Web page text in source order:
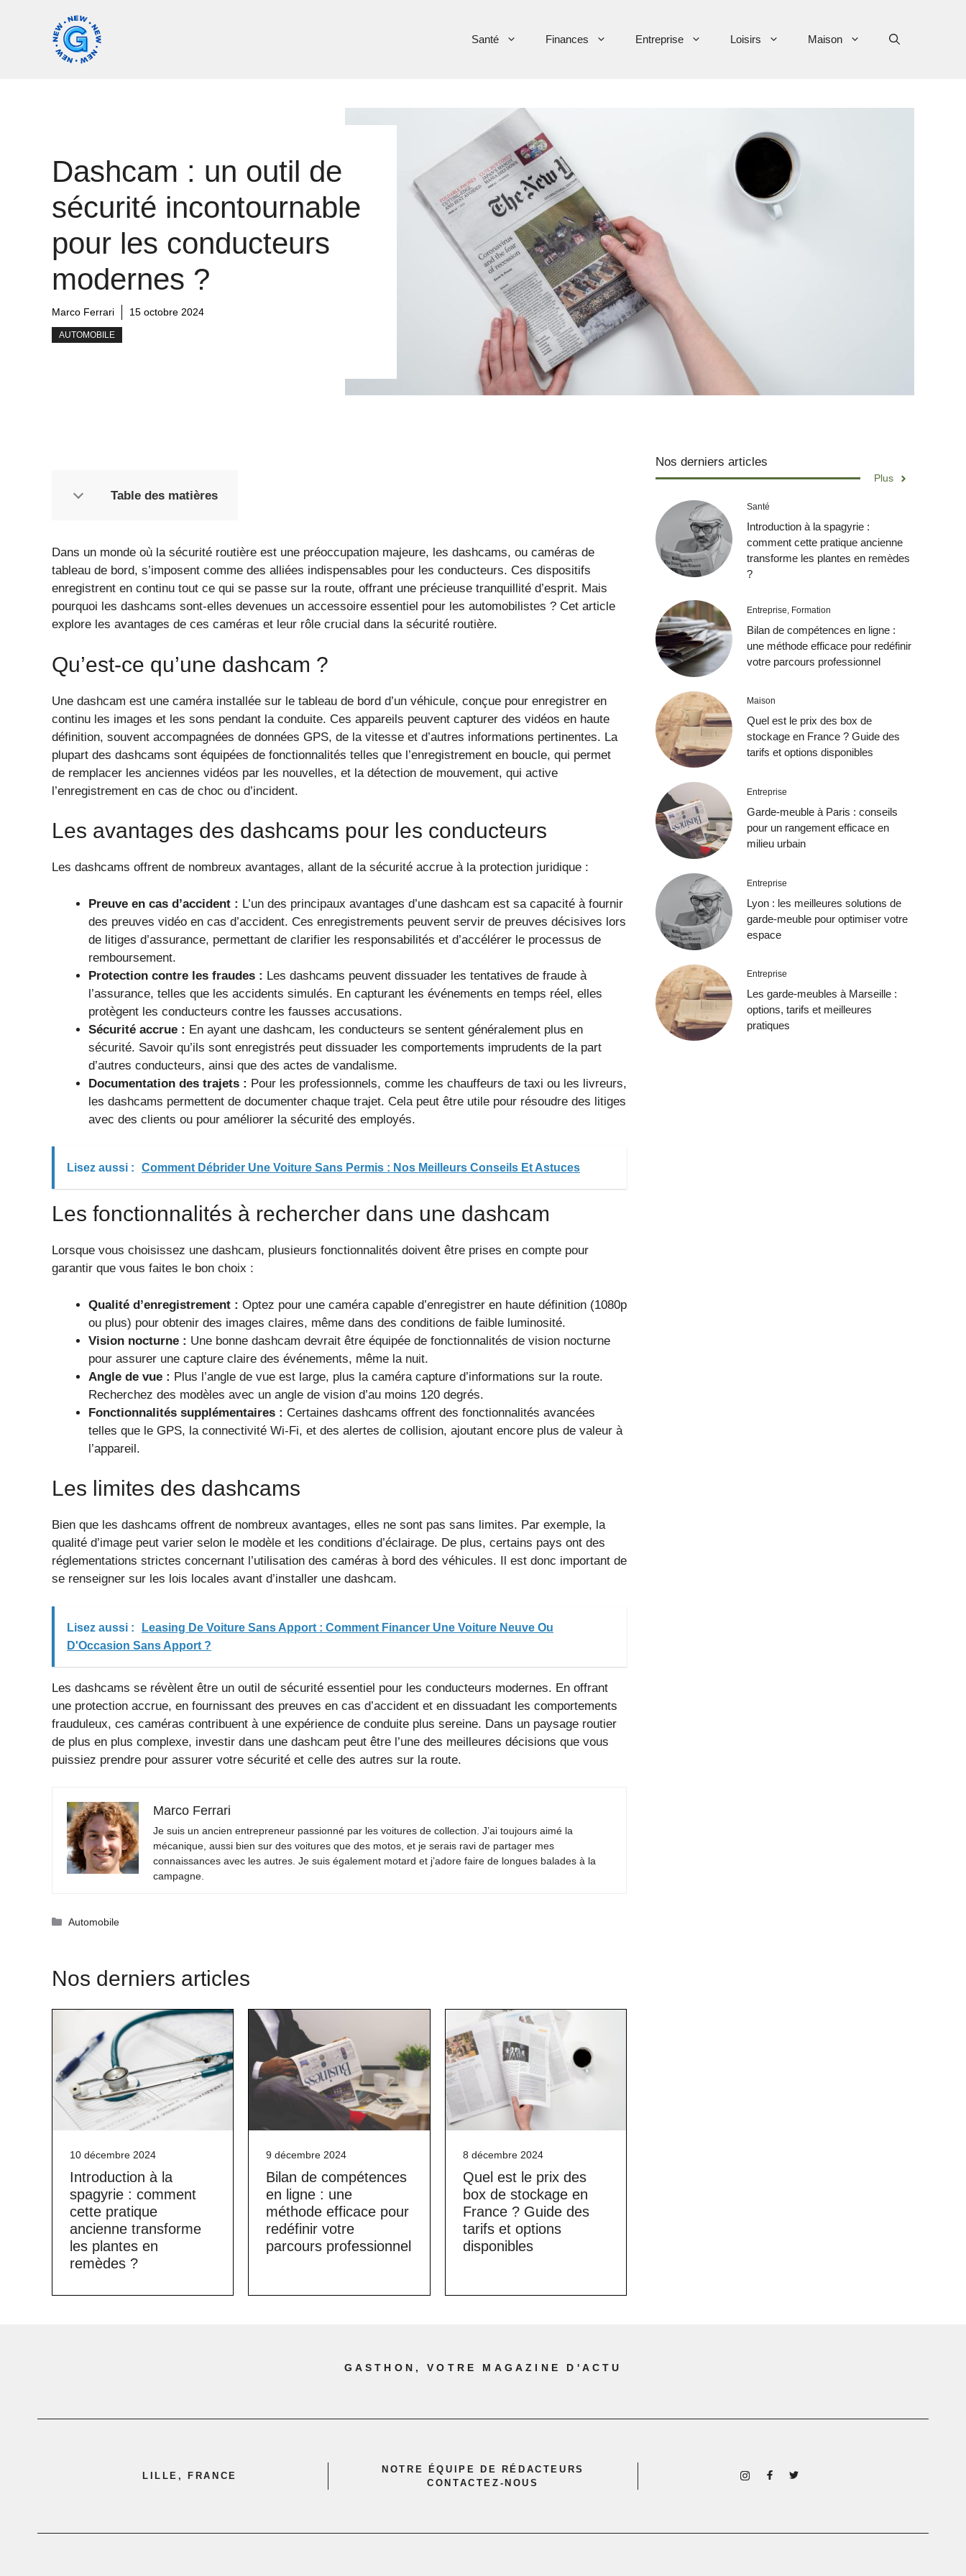
Santé Finances Entreprise Loisirs Maison
Dashcam : un outil de
sécurité incontournable
pour les conducteurs
modernes ?
Marco Ferrari 15 octobre 2024
AUTOMOBILE
Table des matières
Dans un monde où la sécurité routière est une préoccupation majeure, les dashcams, ou caméras de
tableau de bord, s’imposent comme des alliées indispensables pour les conducteurs. Ces dispositifs
enregistrent en continu tout ce qui se passe sur la route, offrant une précieuse tranquillité d’esprit. Mais
pourquoi les dashcams sont-elles devenues un accessoire essentiel pour les automobilistes ? Cet article
explore les avantages de ces caméras et leur rôle crucial dans la sécurité routière.
Qu’est-ce qu’une dashcam ?
Une dashcam est une caméra installée sur le tableau de bord d’un véhicule, conçue pour enregistrer en
continu les images et les sons pendant la conduite. Ces appareils peuvent capturer des vidéos en haute
définition, souvent accompagnées de données GPS, de la vitesse et d’autres informations pertinentes. La
plupart des dashcams sont équipées de fonctionnalités telles que l’enregistrement en boucle, qui permet
de remplacer les anciennes vidéos par les nouvelles, et la détection de mouvement, qui active
l’enregistrement en cas de choc ou d’incident.
Les avantages des dashcams pour les conducteurs
Les dashcams offrent de nombreux avantages, allant de la sécurité accrue à la protection juridique :
Preuve en cas d’accident : L’un des principaux avantages d’une dashcam est sa capacité à fournir
des preuves vidéo en cas d’accident. Ces enregistrements peuvent servir de preuves décisives lors
de litiges d’assurance, permettant de clarifier les responsabilités et d’accélérer le processus de
remboursement.
Protection contre les fraudes : Les dashcams peuvent dissuader les tentatives de fraude à
l’assurance, telles que les accidents simulés. En capturant les événements en temps réel, elles
protègent les conducteurs contre les fausses accusations.
Sécurité accrue : En ayant une dashcam, les conducteurs se sentent généralement plus en
sécurité. Savoir qu’ils sont enregistrés peut dissuader les comportements imprudents de la part
d’autres conducteurs, ainsi que des actes de vandalisme.
Documentation des trajets : Pour les professionnels, comme les chauffeurs de taxi ou les livreurs,
les dashcams permettent de documenter chaque trajet. Cela peut être utile pour résoudre des litiges
avec des clients ou pour améliorer la sécurité des employés.
Lisez aussi : Comment Débrider Une Voiture Sans Permis : Nos Meilleurs Conseils Et Astuces
Les fonctionnalités à rechercher dans une dashcam
Lorsque vous choisissez une dashcam, plusieurs fonctionnalités doivent être prises en compte pour
garantir que vous faites le bon choix :
Qualité d’enregistrement : Optez pour une caméra capable d’enregistrer en haute définition (1080p
ou plus) pour obtenir des images claires, même dans des conditions de faible luminosité.
Vision nocturne : Une bonne dashcam devrait être équipée de fonctionnalités de vision nocturne
pour assurer une capture claire des événements, même la nuit.
Angle de vue : Plus l’angle de vue est large, plus la caméra capture d’informations sur la route.
Recherchez des modèles avec un angle de vision d’au moins 120 degrés.
Fonctionnalités supplémentaires : Certaines dashcams offrent des fonctionnalités avancées
telles que le GPS, la connectivité Wi-Fi, et des alertes de collision, ajoutant encore plus de valeur à
l’appareil.
Les limites des dashcams
Bien que les dashcams offrent de nombreux avantages, elles ne sont pas sans limites. Par exemple, la
qualité d’image peut varier selon le modèle et les conditions d’éclairage. De plus, certains pays ont des
réglementations strictes concernant l’utilisation des caméras à bord des véhicules. Il est donc important de
se renseigner sur les lois locales avant d’installer une dashcam.
Lisez aussi :
Leasing De Voiture Sans Apport : Comment Financer Une Voiture Neuve Ou
D'Occasion Sans Apport ?
Les dashcams se révèlent être un outil de sécurité essentiel pour les conducteurs modernes. En offrant
une protection accrue, en fournissant des preuves en cas d’accident et en dissuadant les comportements
frauduleux, ces caméras contribuent à une expérience de conduite plus sereine. Dans un paysage routier
de plus en plus complexe, investir dans une dashcam peut être l’une des meilleures décisions que vous
puissiez prendre pour assurer votre sécurité et celle des autres sur la route.
Marco Ferrari
Je suis un ancien entrepreneur passionné par les voitures de collection. J’ai toujours aimé la
mécanique, aussi bien sur des voitures que des motos, et je serais ravi de partager mes
connaissances avec les autres. Je suis également motard et j’adore faire de longues balades à la
campagne.
Catégories
Automobile
Nos derniers articles
10 décembre 2024
Introduction à la
spagyrie : comment
cette pratique
ancienne transforme
les plantes en
remèdes ?
9 décembre 2024
Bilan de compétences
en ligne : une
méthode efficace pour
redéfinir votre
parcours professionnel
8 décembre 2024
Quel est le prix des
box de stockage en
France ? Guide des
tarifs et options
disponibles
Nos derniers articles
Plus
Santé
Introduction à la spagyrie :
comment cette pratique ancienne
transforme les plantes en remèdes
?
Entreprise, Formation
Bilan de compétences en ligne :
une méthode efficace pour redéfinir
votre parcours professionnel
Maison
Quel est le prix des box de
stockage en France ? Guide des
tarifs et options disponibles
Entreprise
Garde-meuble à Paris : conseils
pour un rangement efficace en
milieu urbain
Entreprise
Lyon : les meilleures solutions de
garde-meuble pour optimiser votre
espace
Entreprise
Les garde-meubles à Marseille :
options, tarifs et meilleures
pratiques
GASTHON, VOTRE MAGAZINE D'ACTU
LILLE, FRANCE
NOTRE ÉQUIPE DE RÉDACTEURS
CONTACTEZ-NOUS